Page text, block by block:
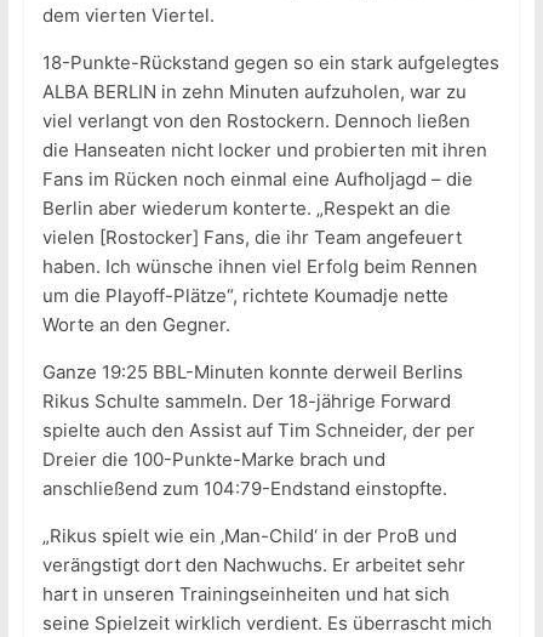
dem vierten Viertel.
18-Punkte-Rückstand gegen so ein stark aufgelegtes
ALBA BERLIN in zehn Minuten aufzuholen, war zu
viel verlangt von den Rostockern. Dennoch ließen
die Hanseaten nicht locker und probierten mit ihren
Fans im Rücken noch einmal eine Aufholjagd – die
Berlin aber wiederum konterte. „Respekt an die
vielen [Rostocker] Fans, die ihr Team angefeuert
haben. Ich wünsche ihnen viel Erfolg beim Rennen
um die Playoff-Plätze“, richtete Koumadje nette
Worte an den Gegner.
Ganze 19:25 BBL-Minuten konnte derweil Berlins
Rikus Schulte sammeln. Der 18-jährige Forward
spielte auch den Assist auf Tim Schneider, der per
Dreier die 100-Punkte-Marke brach und
anschließend zum 104:79-Endstand einstopfte.
„Rikus spielt wie ein ‚Man-Child‘ in der ProB und
verängstigt dort den Nachwuchs. Er arbeitet sehr
hart in unseren Trainingseinheiten und hat sich
seine Spielzeit wirklich verdient. Es überrascht mich